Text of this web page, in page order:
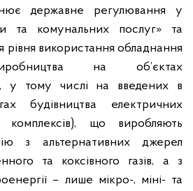
державне регулювання у
та комунальних послуг» та
використання обладнання
на об’єктах
у тому числі на введених в
будівництва електричних
комплексів), що виробляють
з альтернативних джерел
та коксівного газів, а з
– лише мікро-, міні- та